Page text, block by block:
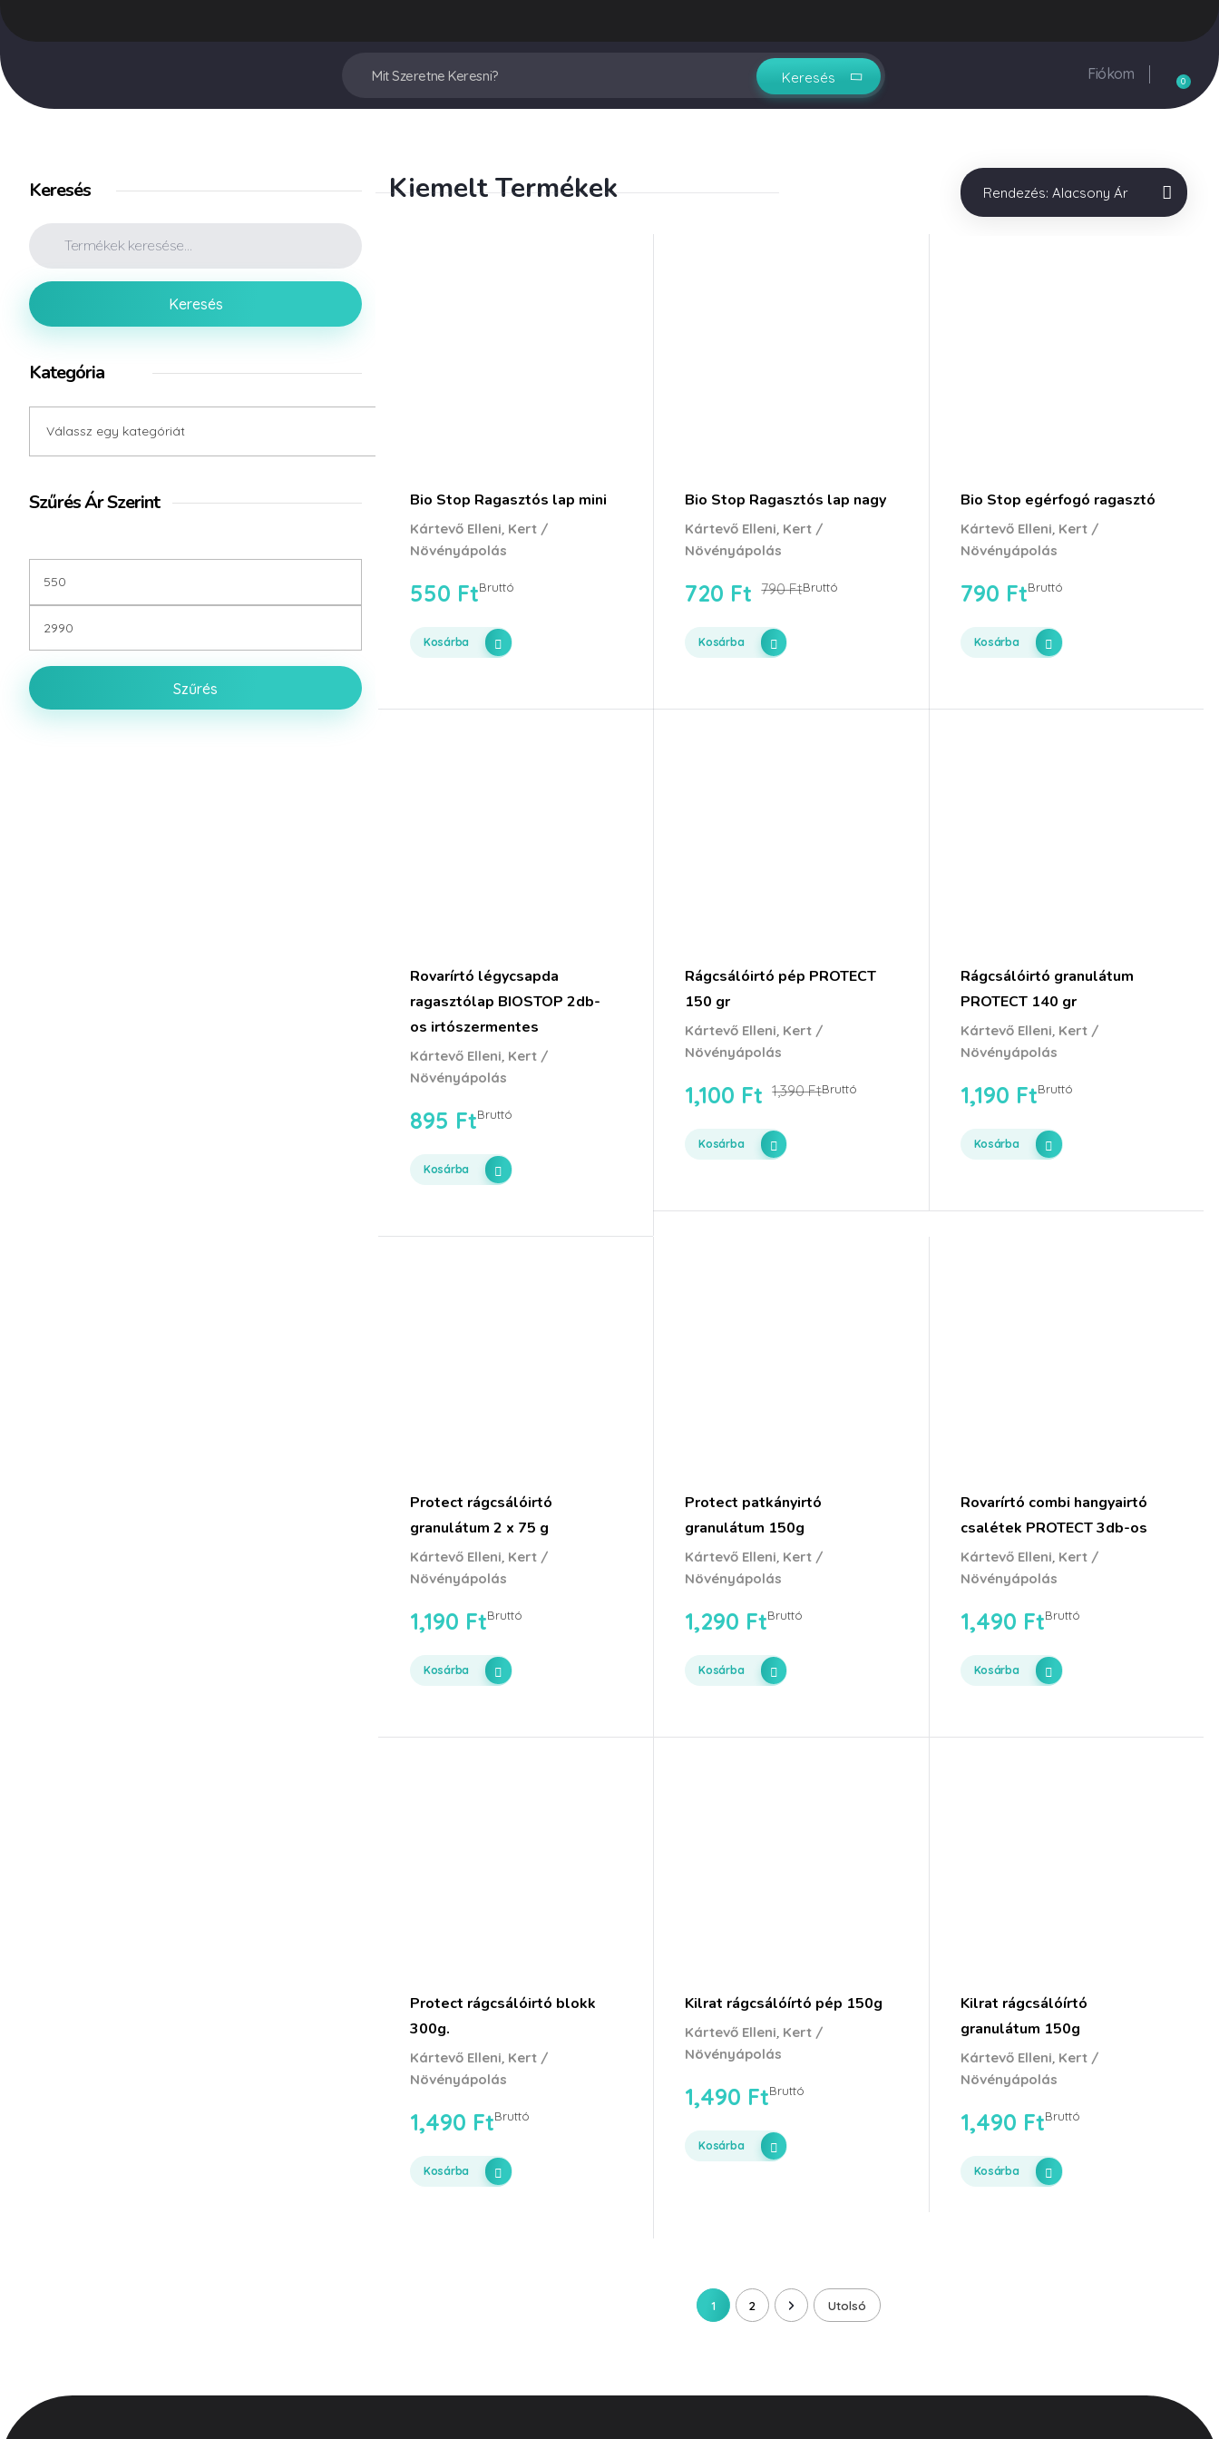
Fiókom 0
Kiemelt Termékek Rendezés: Alacsony Ár
Bio Stop Ragasztós lap mini
550 FtBruttó
Kártevő Elleni, Kert /
Növényápolás
Kosárba
Bio Stop Ragasztós lap nagy
720 Ft 790FtBruttó
Kártevő Elleni, Kert /
Növényápolás
Kosárba
Bio Stop egérfogó ragasztó
790 FtBruttó
Kártevő Elleni, Kert /
Növényápolás
Kosárba
Rovarírtó légycsapda
ragasztólap BIOSTOP 2db-
os irtószermentes
895 FtBruttó
Kártevő Elleni Kert /
Növényápolás
Kosárba
Rágcsálóirtó pép PROTECT
150 gr
1,100 Ft 1,390FtBruttó
Kártevő Elleni Kert /
Növényápolás
Kosárba
Rágcsálóirtó granulátum
PROTECT 140 gr
1,190 FtBruttó
Kártevő Elleni Kert /
Növényápolás
Kosárba
Protect rágcsálóirtó
granulátum 2 x 75 g
1,190 FtBruttó
Kártevő Elleni Kert /
Növényápolás
Kosárba
Protect patkányirtó
granulátum 150g
1,290 FtBruttó
Kártevő Elleni Kert /
Növényápolás
Kosárba
Rovarírtó combi hangyairtó
csalétek PROTECT 3db-os
1,490 FtBruttó
Kártevő Elleni Kert /
Növényápolás
Kosárba
Protect rágcsálóirtó blokk
300g.
1,490 FtBruttó
Kártevő Elleni, Kert /
Növényápolás
Kosárba
Kilrat rágcsálóírtó pép 150g
1,490 FtBruttó
Kártevő Elleni, Kert /
Növényápolás
Kosárba
Kilrat rágcsálóírtó
granulátum 150g
1,490 FtBruttó
Kártevő Elleni, Kert /
Növényápolás
Kosárba
1 2 Utolsó
Keresés
Keresés
Kategória
Szűrés Ár Szerint
Szűrés